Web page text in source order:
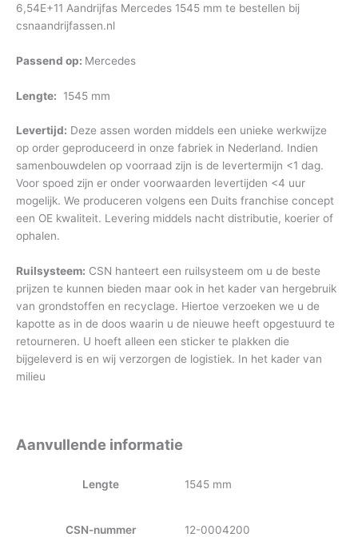
6,54E+11 Aandrijfas Mercedes 1545 mm te bestellen bij
csnaandrijfassen.nl
Passend op: Mercedes
Lengte: 1545 mm
Levertijd: Deze assen worden middels een unieke werkwijze
op order geproduceerd in onze fabriek in Nederland. Indien
samenbouwdelen op voorraad zijn is de levertermijn <1 dag.
Voor spoed zijn er onder voorwaarden levertijden <4 uur
mogelijk. We produceren volgens een Duits franchise concept
een OE kwaliteit. Levering middels nacht distributie, koerier of
ophalen.
Ruilsysteem: CSN hanteert een ruilsysteem om u de beste
prijzen te kunnen bieden maar ook in het kader van hergebruik
van grondstoffen en recyclage. Hiertoe verzoeken we u de
kapotte as in de doos waarin u de nieuwe heeft opgestuurd te
retourneren. U hoeft alleen een sticker te plakken die
bijgeleverd is en wij verzorgen de logistiek. In het kader van
milieu
Aanvullende informatie
Lengte 1545 mm
CSN-nummer 12-0004200